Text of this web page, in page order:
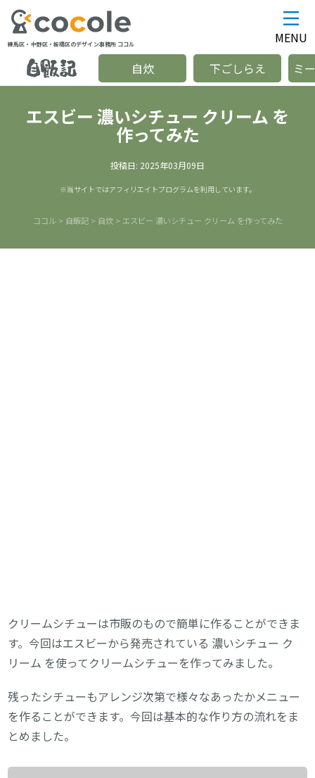
練馬区・中野区・板橋区のデザイン事務所 ココル
MENU
自炊
下ごしらえ ミ
エスビー 濃いシチュー クリーム を
作ってみた
投稿日: 2025年03月09日
※当サイトではアフィリエイトプログラムを利用しています。
ココル> 自飯記> 自炊> エスビー 濃いシチュー クリーム を作ってみた
クリームシチューは市販のもので簡単に作ることができま
す。今回はエスビーから発売されている 濃いシチュー ク
リーム を使ってクリームシチューを作ってみました。
残ったシチューもアレンジ次第で様々なあったかメニュー
を作ることができます。今回は基本的な作り方の流れをま
とめました。